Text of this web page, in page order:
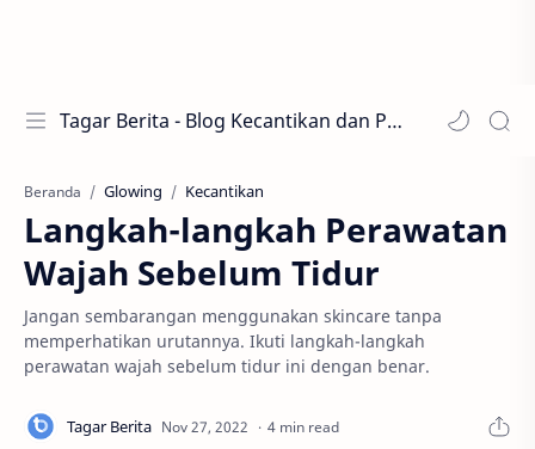
Tagar Berita - Blog Kecantikan dan Perawatan
Beranda Glowing Kecantikan
Langkah-langkah Perawatan
Wajah Sebelum Tidur
Jangan sembarangan menggunakan skincare tanpa
memperhatikan urutannya. Ikuti langkah-langkah
perawatan wajah sebelum tidur ini dengan benar.
4 min read